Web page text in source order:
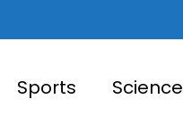
Sports Science